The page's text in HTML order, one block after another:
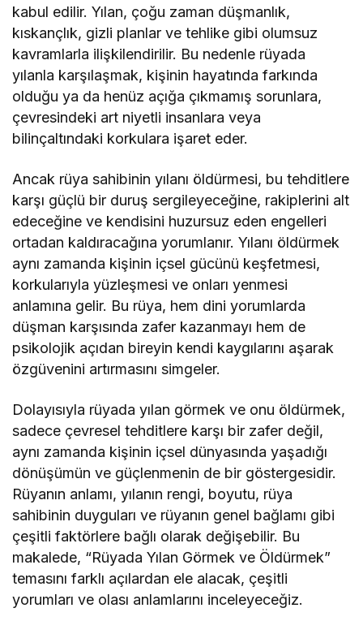
kabul edilir. Yılan, çoğu zaman düşmanlık,
kıskançlık, gizli planlar ve tehlike gibi olumsuz
kavramlarla ilişkilendirilir. Bu nedenle rüyada
yılanla karşılaşmak, kişinin hayatında farkında
olduğu ya da henüz açığa çıkmamış sorunlara,
çevresindeki art niyetli insanlara veya
bilinçaltındaki korkulara işaret eder.
Ancak rüya sahibinin yılanı öldürmesi, bu tehditlere
karşı güçlü bir duruş sergileyeceğine, rakiplerini alt
edeceğine ve kendisini huzursuz eden engelleri
ortadan kaldıracağına yorumlanır. Yılanı öldürmek
aynı zamanda kişinin içsel gücünü keşfetmesi,
korkularıyla yüzleşmesi ve onları yenmesi
anlamına gelir. Bu rüya, hem dini yorumlarda
düşman karşısında zafer kazanmayı hem de
psikolojik açıdan bireyin kendi kaygılarını aşarak
özgüvenini artırmasını simgeler.
Dolayısıyla rüyada yılan görmek ve onu öldürmek,
sadece çevresel tehditlere karşı bir zafer değil,
aynı zamanda kişinin içsel dünyasında yaşadığı
dönüşümün ve güçlenmenin de bir göstergesidir.
Rüyanın anlamı, yılanın rengi, boyutu, rüya
sahibinin duyguları ve rüyanın genel bağlamı gibi
çeşitli faktörlere bağlı olarak değişebilir. Bu
makalede, “Rüyada Yılan Görmek ve Öldürmek”
temasını farklı açılardan ele alacak, çeşitli
yorumları ve olası anlamlarını inceleyeceğiz.